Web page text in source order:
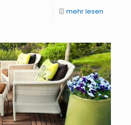
mehr lesen